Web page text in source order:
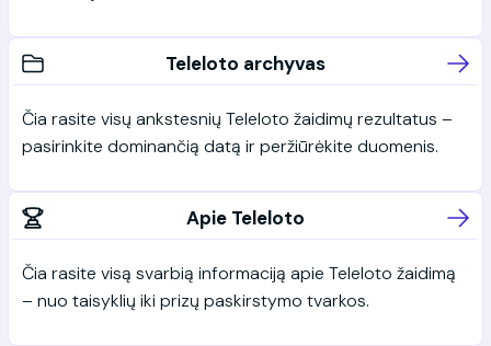
Teleloto archyvas
Čia rasite visų ankstesnių Teleloto žaidimų rezultatus –
pasirinkite dominančią datą ir peržiūrėkite duomenis.
Apie Teleloto
Čia rasite visą svarbią informaciją apie Teleloto žaidimą
– nuo taisyklių iki prizų paskirstymo tvarkos.